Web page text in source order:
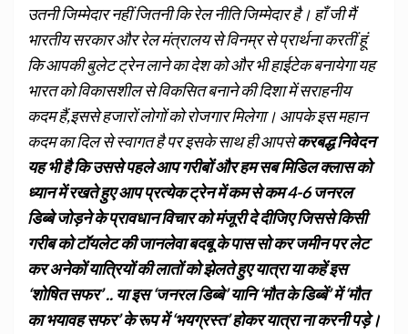
उतनी जिम्मेदार नहीं जितनी कि रेल नीति जिम्मेदार है। हाँ जी मैं
भारतीय सरकार और रेल मंत्रालय से विनम्र से प्रार्थना करतीं हूं
कि आपकी बुलेट ट्रेन लाने का देश को और भी हाईटेक बनायेगा यह
भारत को विकासशील से विकसित बनाने की दिशा में सराहनीय
कदम हैं,इससे हजारों लोगों को रोजगार मिलेगा। आपके इस महान
कदम का दिल से स्वागत है पर इसके साथ ही आपसेकरबद्ध निवेदन
यह भी है कि उससे पहले आप गरीबों और हम सब मिडिल क्लास को
ध्यान में रखते हुए आप प्रत्येक ट्रेन में कम से कम 4-6 जनरल
डिब्बे जोड़ने के प्रावधान विचार को मंजूरी दे दीजिए जिससे किसी
गरीब को टॉयलेट की जानलेवा बदबू के पास सो कर जमीन पर लेट
कर अनेकों यात्रियों की लातों को झेलते हुए यात्रा या कहें इस
‘शोषित सफर’ .. या इस ‘जनरल डिब्बे’ यानि ‘मौत के डिब्बें’ में ‘मौत
का भयावह सफर’ के रूप में ‘भयग्रस्त’ होकर यात्रा ना करनी पड़े।